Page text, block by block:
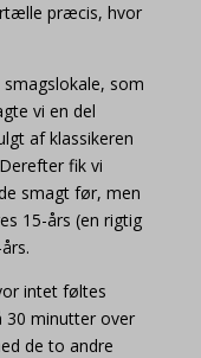
præcis, hvor
som
vi en del
af klassikeren
fik vi
smagt før, men
15-års (en rigtig
intet føltes
30 minutter over
de to andre